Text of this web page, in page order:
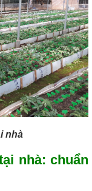
nhà
nhà: chuẩn